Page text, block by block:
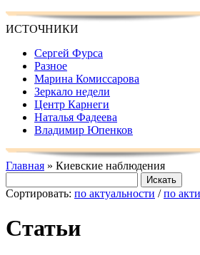
ИСТОЧНИКИ
Сергей Фурса
Разное
Марина Комиссарова
Зеркало недели
Центр Карнеги
Наталья Фадеева
Владимир Юпенков
Главная » Киевские наблюдения
Сортировать: по актуальности /по
Статьи